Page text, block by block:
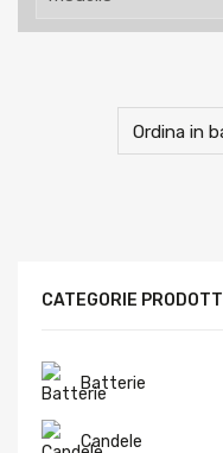
CATEGORIE PRODOTTI
Batterie
Candele